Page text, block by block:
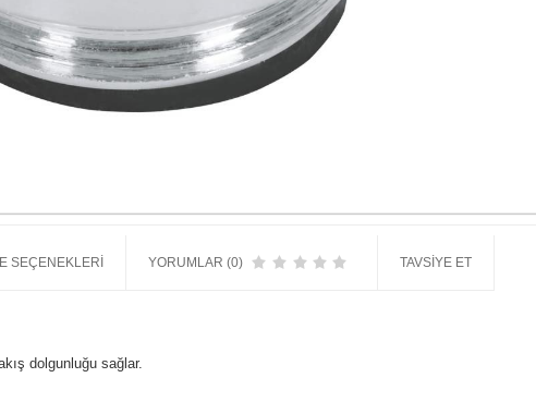
SEÇENEKLERI YORUMLAR (0) TAVSIYE ET
dolgunluğu sağlar.